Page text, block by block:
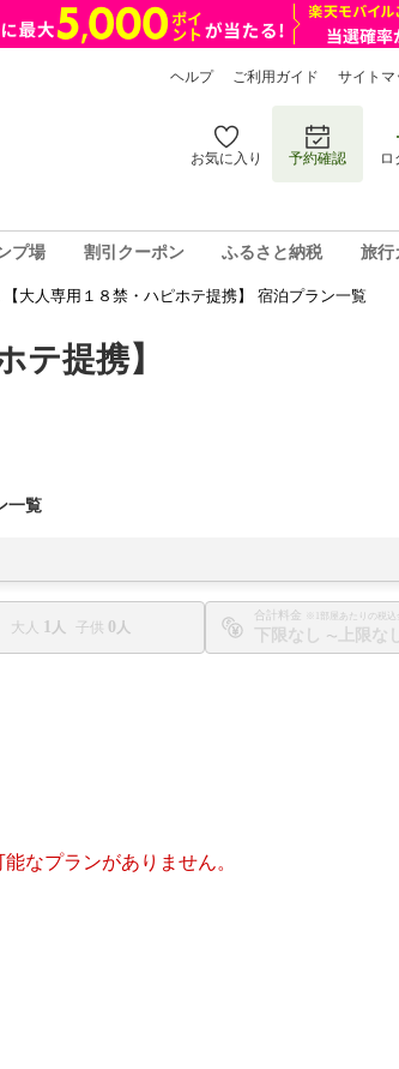
ヘルプ ご利用ガイド サイトマ
お気に入り 予約確認 ロ
プ場 割引クーポン ふるさと納税 旅行
人専用１８禁・ハピホテ提携】 宿泊プラン一覧
提携】
一覧
大人 1 子供 0
合計料金 ※1部屋あたりの税込
〜
なプランがありません。